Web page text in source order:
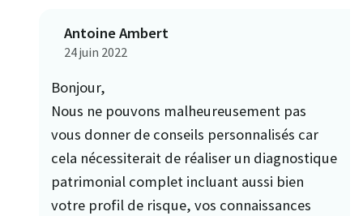
Antoine Ambert
24 juin 2022
Bonjour,
Nous ne pouvons malheureusement pas
vous donner de conseils personnalisés car
cela nécessiterait de réaliser un diagnostique
patrimonial complet incluant aussi bien
votre profil de risque, vos connaissances